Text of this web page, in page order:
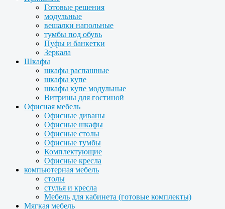
Готовые решения
модульные
вешалки напольные
тумбы под обувь
Пуфы и банкетки
Зеркала
Шкафы
шкафы распашные
шкафы купе
шкафы купе модульные
Витрины для гостиной
Офисная мебель
Офисные диваны
Офисные шкафы
Офисные столы
Офисные тумбы
Комплектующие
Офисные кресла
компьютерная мебель
столы
стулья и кресла
Мебель для кабинета (готовые комплекты)
Мягкая мебель